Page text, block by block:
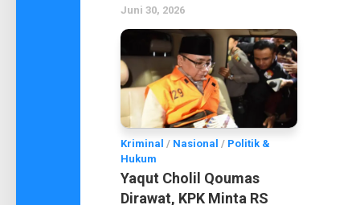
Juni 30, 2026
Kriminal / Nasional / Politik &
Hukum
Yaqut Cholil Qoumas
Dirawat, KPK Minta RS